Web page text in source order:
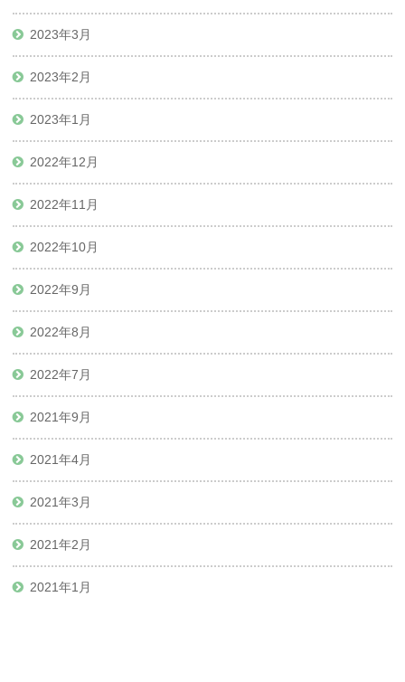
2023年3月
2023年2月
2023年1月
2022年12月
2022年11月
2022年10月
2022年9月
2022年8月
2022年7月
2021年9月
2021年4月
2021年3月
2021年2月
2021年1月